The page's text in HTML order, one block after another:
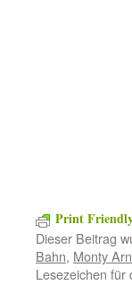
Print
Dieser Beitrag
Bahn, Monty
Lesezeichen für